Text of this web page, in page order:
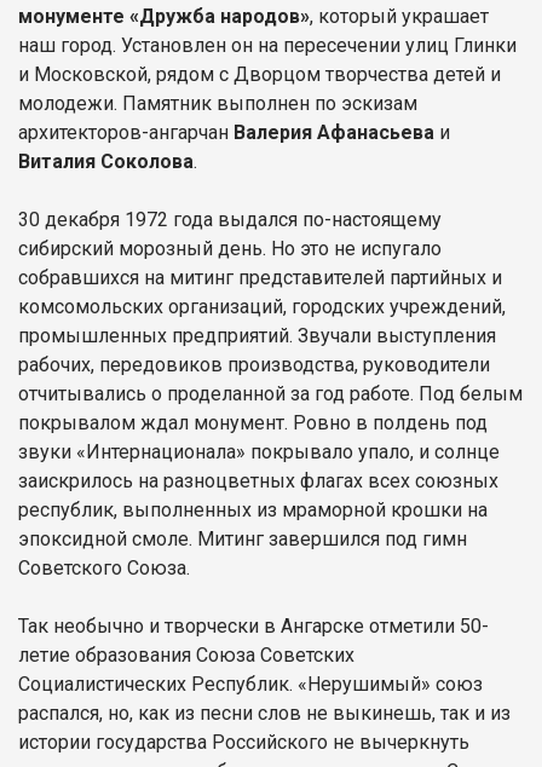
монументе «Дружба народов», который украшает
наш город. Установлен он на пересечении улиц Глинки
и Московской, рядом с Дворцом творчества детей и
молодежи. Памятник выполнен по эскизам
архитекторов-ангарчан Валерия Афанасьева и
Виталия Соколова.
30 декабря 1972 года выдался по-настоящему
сибирский морозный день. Но это не испугало
собравшихся на митинг представителей партийных и
комсомольских организаций, городских учреждений,
промышленных предприятий. Звучали выступления
рабочих, передовиков производства, руководители
отчитывались о проделанной за год работе. Под белым
покрывалом ждал монумент. Ровно в полдень под
звуки «Интернационала» покрывало упало, и солнце
заискрилось на разноцветных флагах всех союзных
республик, выполненных из мраморной крошки на
эпоксидной смоле. Митинг завершился под гимн
Советского Союза.
Так необычно и творчески в Ангарске отметили 50-
летие образования Союза Советских
Социалистических Республик. «Нерушимый» союз
распался, но, как из песни слов не выкинешь, так и из
истории государства Российского не вычеркнуть